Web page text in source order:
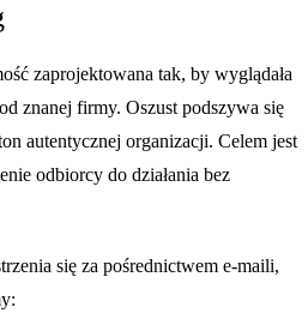
zaprojektowana tak, by wyglądała
znanej firmy. Oszust podszywa się
autentycznej organizacji. Celem jest
odbiorcy do działania bez
się za pośrednictwem e-maili,